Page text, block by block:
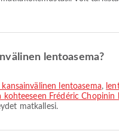
lentoasema?
lentoasema,
Frédéric Chopinin
matkallesi.